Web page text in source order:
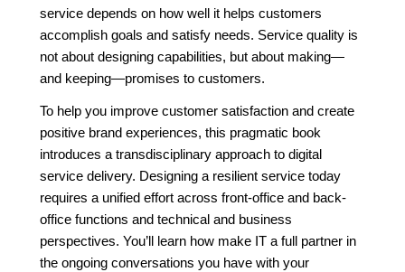
service depends on how well it helps customers
accomplish goals and satisfy needs. Service quality is
not about designing capabilities, but about making—
and keeping—promises to customers.
To help you improve customer satisfaction and create
positive brand experiences, this pragmatic book
introduces a transdisciplinary approach to digital
service delivery. Designing a resilient service today
requires a unified effort across front-office and back-
office functions and technical and business
perspectives. You’ll learn how make IT a full partner in
the ongoing conversations you have with your